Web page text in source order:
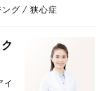
グ 狭心症
イ